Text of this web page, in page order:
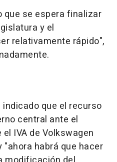
que se espera finalizar
y el
relativamente rápido",
que el recurso
central ante el
IVA de Volkswagen
habrá que hacer